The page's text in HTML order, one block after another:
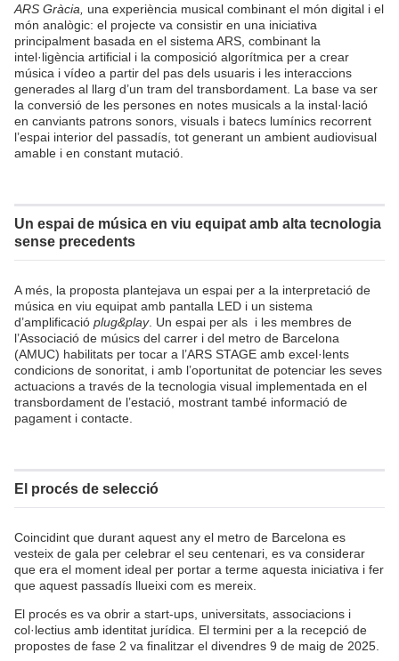
ARS Gràcia, una experiència musical combinant el món digital i el
món analògic: el projecte va consistir en una iniciativa
principalment basada en el sistema ARS, combinant la
intel·ligència artificial i la composició algorítmica per a crear
música i vídeo a partir del pas dels usuaris i les interaccions
generades al llarg d’un tram del transbordament. La base va ser
la conversió de les persones en notes musicals a la instal·lació
en canviants patrons sonors, visuals i batecs lumínics recorrent
l’espai interior del passadís, tot generant un ambient audiovisual
amable i en constant mutació.
Un espai de música en viu equipat amb alta tecnologia
sense precedents
A més, la proposta plantejava un espai per a la interpretació de
música en viu equipat amb pantalla LED i un sistema
d’amplificació plug&play. Un espai per als i les membres de
l’Associació de músics del carrer i del metro de Barcelona
(AMUC) habilitats per tocar a l’ARS STAGE amb excel·lents
condicions de sonoritat, i amb l’oportunitat de potenciar les seves
actuacions a través de la tecnologia visual implementada en el
transbordament de l’estació, mostrant també informació de
pagament i contacte.
El procés de selecció
Coincidint que durant aquest any el metro de Barcelona es
vesteix de gala per celebrar el seu centenari, es va considerar
que era el moment ideal per portar a terme aquesta iniciativa i fer
que aquest passadís llueixi com es mereix.
El procés es va obrir a start-ups, universitats, associacions i
col·lectius amb identitat jurídica. El termini per a la recepció de
propostes de fase 2 va finalitzar el divendres 9 de maig de 2025.